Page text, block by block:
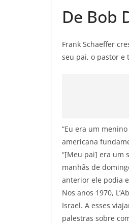
De Bob
Frank Schaeffer
seu pai, o pastor e
“Eu era um
americana
“[Meu pai] era um
manhãs de
anterior ele podia
Nos anos 1970,
Israel. A esses
palestras sobre